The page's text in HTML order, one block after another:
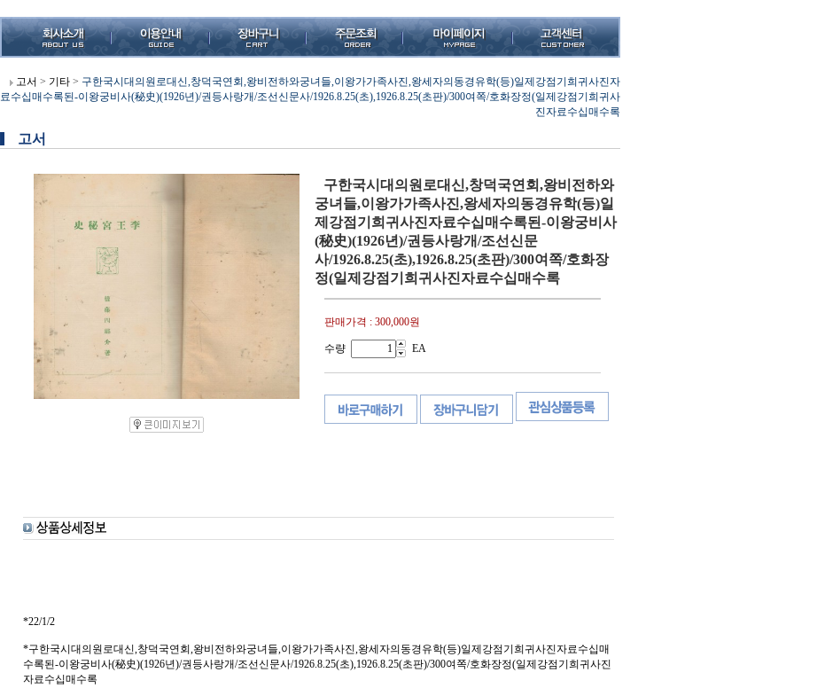
고서 > 기타 > 구한국시대의원로대신,창덕국연회,왕비전하와궁녀들,이왕가가족사진,왕세자의동경유학(등)일제강점기희귀사진자
료수십매수록된-이왕궁비사(秘史)(1926년)/권등사랑개/조선신문사/1926.8.25(초),1926.8.25(초판)/300여쪽/호화장정(일제강점기희귀사
진자료수십매수록
고서
구한국시대의원로대신,창덕국연회,왕비전하와
궁녀들,이왕가가족사진,왕세자의동경유학(등)일
제강점기희귀사진자료수십매수록된-이왕궁비사
(秘史)(1926년)/권등사랑개/조선신문
사/1926.8.25(초),1926.8.25(초판)/300여쪽/호화장
정(일제강점기희귀사진자료수십매수록
판매가격 : 300,000원
수량 EA
*22/1/2
*구한국시대의원로대신,창덕국연회,왕비전하와궁녀들,이왕가가족사진,왕세자의동경유학(등)일제강점기희귀사진자료수십매
수록된-이왕궁비사(秘史)(1926년)/권등사랑개/조선신문사/1926.8.25(초),1926.8.25(초판)/300여쪽/호화장정(일제강점기희귀사진
자료수십매수록